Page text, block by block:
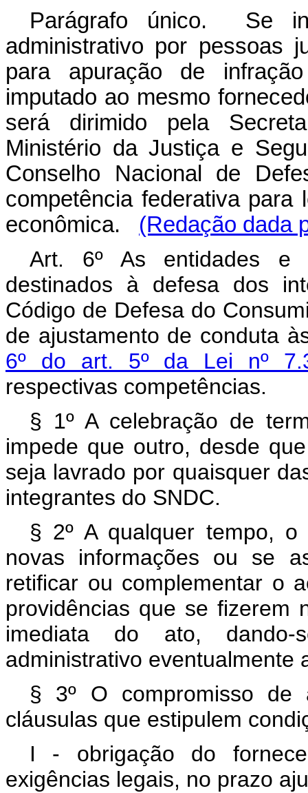
Parágrafo único. Se
administrativo por pessoas
para apuração de
imputado ao mesmo
será dirimido pela
Ministério da Justiça e
Conselho Nacional de
competência federativa para
econômica. (Redação dada
Art. 6º As entidades e
destinados à defesa dos
Código de Defesa do
de ajustamento de conduta
6º do art. 5º da Lei nº
respectivas competências.
§ 1º A celebração de
impede que outro, desde
seja lavrado por quaisquer
integrantes do SNDC.
§ 2º A qualquer tempo,
novas informações ou se
retificar ou complementar o
providências que se fizerem
imediata do ato, dando-
administrativo eventualmente
§ 3º O compromisso de
cláusulas que estipulem
I - obrigação do
exigências legais, no prazo